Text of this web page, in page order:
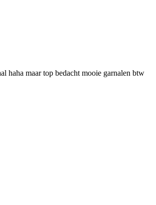
haha maar top bedacht mooie garnalen btw